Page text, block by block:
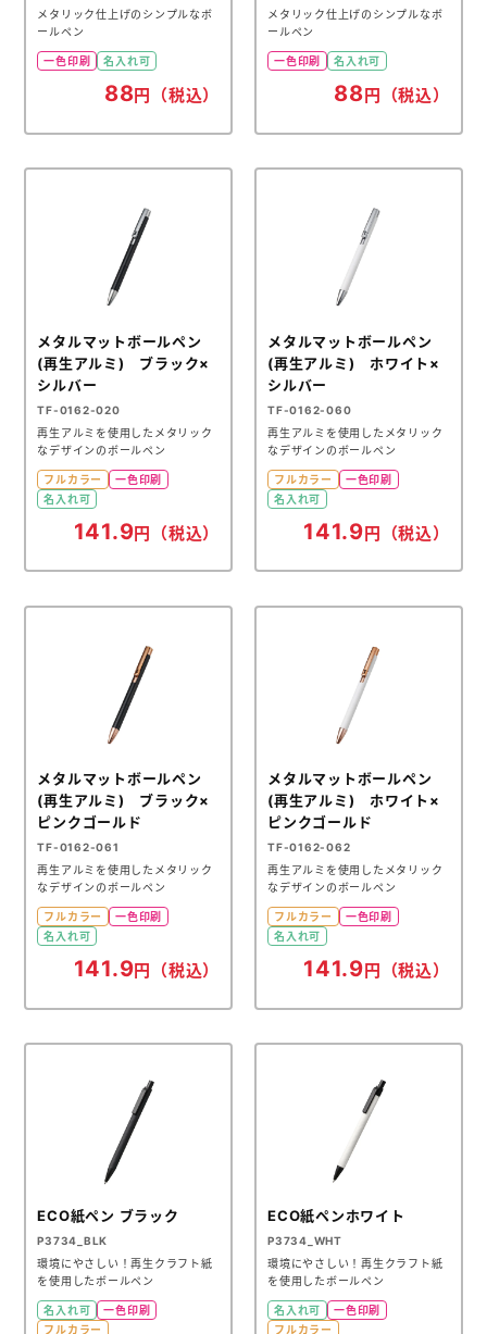
メタリック仕上げのシンプルなボ
ールペン
一色印刷 名入れ可
88円（税込）
メタリック仕上げのシンプルなボ
ールペン
一色印刷 名入れ可
88 円（税込）
メタルマットボールペン
(再生アルミ) ブラック×
シルバー
TF-0162-020
再生アルミを使用したメタリック
なデザインのボールペン
フルカラー
一色印刷
名入れ可
141.9円（税込）
メタルマットボールペン
(再生アルミ) ホワイト×
シルバー
TF-0162-060
再生アルミを使用したメタリック
なデザインのボールペン
フルカラー
一色印刷
名入れ可
141.9円（税込）
メタルマットボールペン
(再生アルミ) ブラック×
ピンクゴールド
TF-0162-061
再生アルミを使用したメタリック
なデザインのボールペン
フルカラー
一色印刷
名入れ可
141.9円（税込）
メタルマットボールペン
(再生アルミ) ホワイト×
ピンクゴールド
TF-0162-062
再生アルミを使用したメタリック
なデザインのボールペン
フルカラー
一色印刷
名入れ可
141.9円（税込）
ECO紙ペン ブラック
P3734_BLK
環境にやさしい！再生クラフト紙
を使用したボールペン
名入れ可
一色印刷
フルカラー
ECO紙ペンホワイト
P3734_WHT
環境にやさしい！再生クラフト紙
を使用したボールペン
名入れ可
一色印刷
フルカラー